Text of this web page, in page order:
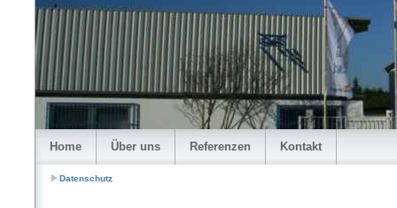
Home Über uns Referenzen Kontakt
Datenschutz